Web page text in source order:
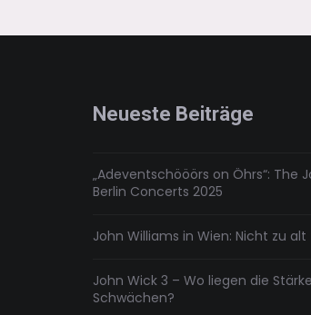
Neueste Beiträge
„Adeventschööörs on Öhrs“: The
Berlin Concerts 2025
John Williams in Wien: Nicht zu
John Wick 3 – Wo liegen die
Schwächen?